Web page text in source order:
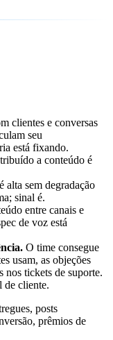
clientes e conversas
seu
está fixando.
a conteúdo é
alta sem degradação
sinal é.
entre canais e
de voz está
O time consegue
usam, as objeções
nos tickets de suporte.
de cliente.
posts
prêmios de